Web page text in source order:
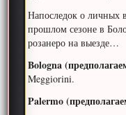
Напоследок о личных
прошлом сезоне в
розанеро на выезде…
Bologna
Meggiorini.
Palermo